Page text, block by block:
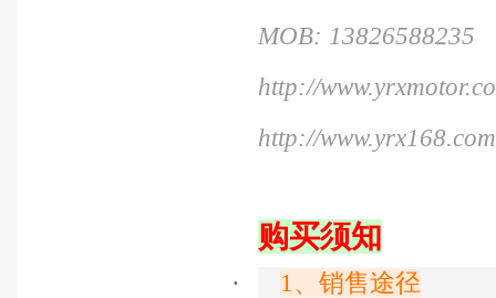
MOB: 13826588235
http://
http://www.yrx168.com
购买须知
· 1、销售途径